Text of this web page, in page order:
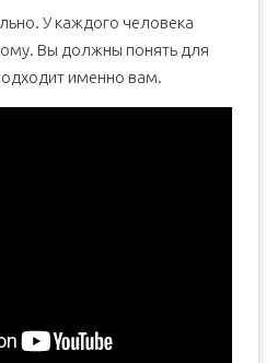
У каждого человека
Вы должны понять для
именно вам.